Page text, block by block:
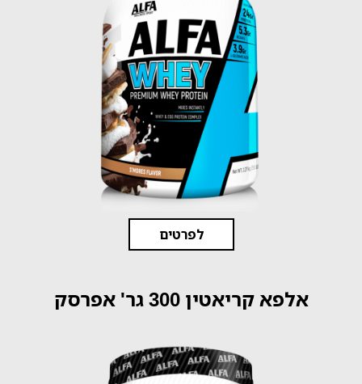
לפרטים
אלפא קריאטין 300 גר' אפרסק